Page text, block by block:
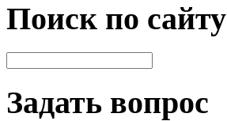
Поиск по сайту
Задать вопрос